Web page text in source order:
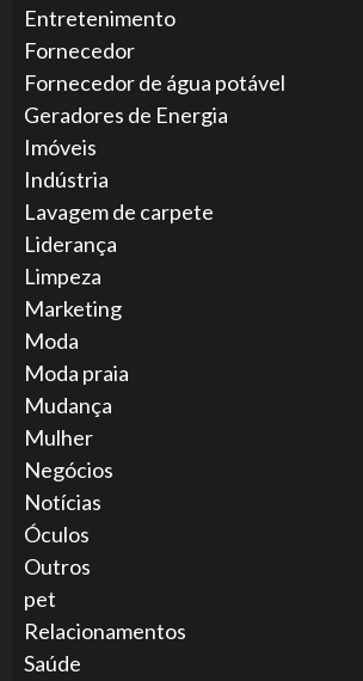
Entretenimento
Fornecedor
Fornecedor de água potável
Geradores de Energia
Imóveis
Indústria
Lavagem de carpete
Liderança
Limpeza
Marketing
Moda
Moda praia
Mudança
Mulher
Negócios
Notícias
Óculos
Outros
pet
Relacionamentos
Saúde